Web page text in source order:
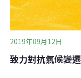
2019年09月12日
致力對抗氣候變